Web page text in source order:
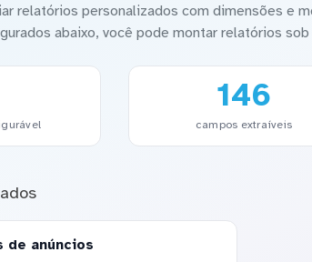
relatórios personalizados com dimensões e
abaixo, você pode montar relatórios
146
campos extraíveis
anúncios